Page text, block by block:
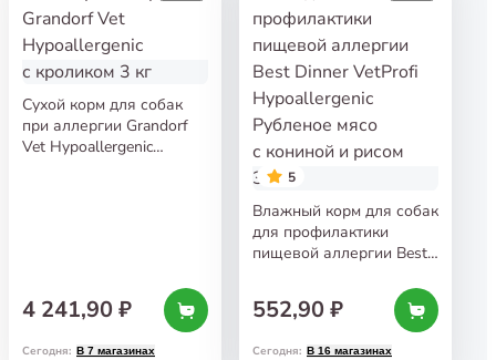
Сухой корм для собак
при аллергии Grandorf
Vet Hypoallergenic
4 241,90 ₽
Сегодня: В 7 магазинах
5
Влажный корм для собак
для профилактики
пищевой аллергии Best
Hypoallergenic Рубленое
мясо с кониной и рисом
552,90 ₽
Сегодня: В 16 магазинах